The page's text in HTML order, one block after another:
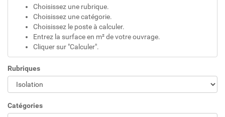
Choisissez une rubrique.
Choisissez une catégorie.
Choisissez le poste à calculer.
Entrez la surface en m² de votre ouvrage.
Cliquer sur "Calculer".
Rubriques
Catégories